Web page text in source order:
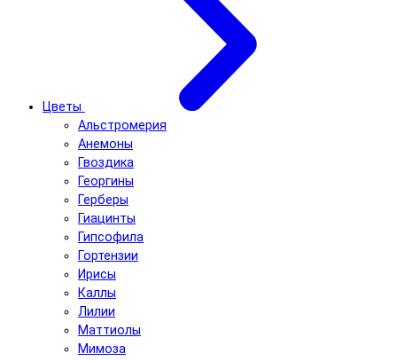
Цветы
Альстромерия
Анемоны
Гвоздика
Георгины
Герберы
Гиацинты
Гипсофила
Гортензии
Ирисы
Каллы
Лилии
Маттиолы
Мимоза